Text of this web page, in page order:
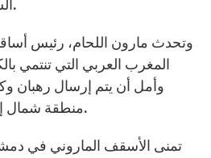
السينودس حبرًا على ورق.
وتحدث مارون اللحام، رئيس
المغرب العربي التي تنتمي
وأمل أن يتم إرسال رهبان
منطقة شمال إفريقيا والمغرب العربي.
تمنى الأسقف الماروني في